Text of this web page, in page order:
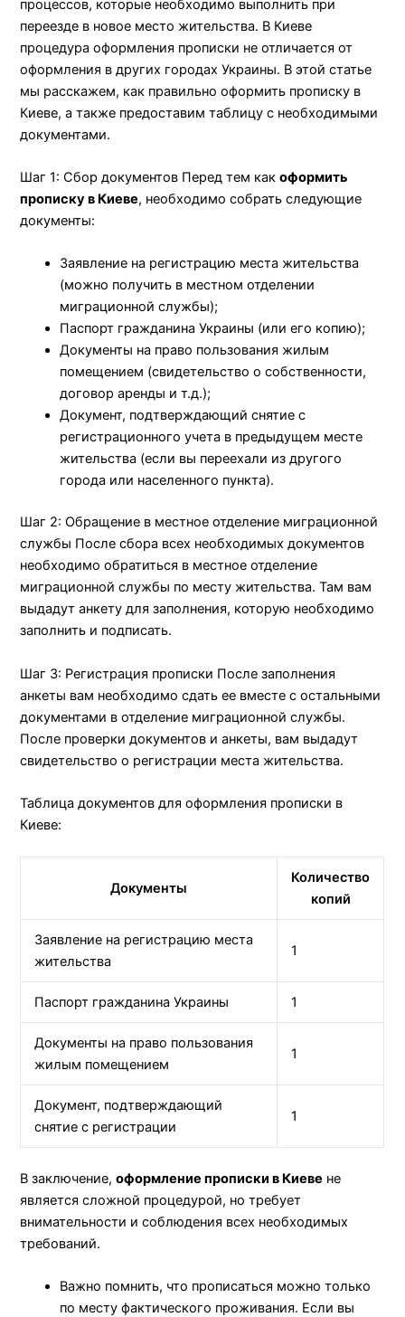
процессов, которые необходимо выполнить при
переезде в новое место жительства. В Киеве
процедура оформления прописки не отличается от
оформления в других городах Украины. В этой статье
мы расскажем, как правильно оформить прописку в
Киеве, а также предоставим таблицу с необходимыми
документами.
Шаг 1: Сбор документов Перед тем какоформить
прописку в Киеве, необходимо собрать следующие
документы:
Заявление на регистрацию места жительства
(можно получить в местном отделении
миграционной службы);
Паспорт гражданина Украины (или его копию);
Документы на право пользования жилым
помещением (свидетельство о собственности,
договор аренды и т.д.);
Документ, подтверждающий снятие с
регистрационного учета в предыдущем месте
жительства (если вы переехали из другого
города или населенного пункта).
Шаг 2: Обращение в местное отделение миграционной
службы После сбора всех необходимых документов
необходимо обратиться в местное отделение
миграционной службы по месту жительства. Там вам
выдадут анкету для заполнения, которую необходимо
заполнить и подписать.
Шаг 3: Регистрация прописки После заполнения
анкеты вам необходимо сдать ее вместе с остальными
документами в отделение миграционной службы.
После проверки документов и анкеты, вам выдадут
свидетельство о регистрации места жительства.
Таблица документов для оформления прописки в
Киеве:
Документы
Количество
копий
Заявление на регистрацию места
жительства
1
Паспорт гражданина Украины 1
Документы на право пользования
жилым помещением
1
Документ, подтверждающий
снятие с регистрации
1
В заключение,оформление прописки в Киеве не
является сложной процедурой, но требует
внимательности и соблюдения всех необходимых
требований.
Важно помнить, что прописаться можно только
по месту фактического проживания. Если вы